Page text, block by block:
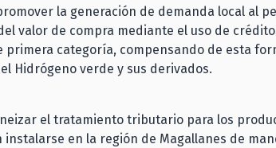
la generación de demanda local al
valor de compra mediante el uso de
categoría, compensando de esta
Hidrógeno verde y sus derivados.
el tratamiento tributario para los
en la región de Magallanes de